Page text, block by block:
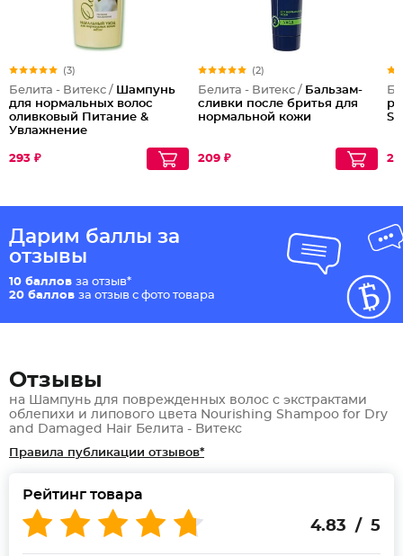
(3)
Белита - Витекс / Шампунь
для нормальных волос
оливковый Питание &
Увлажнение
293 ₽
(2)
Белита - Витекс / Бальзам-
сливки после бритья для
нормальной кожи
209 ₽
Дарим баллы за
отзывы
10 баллов за отзыв*
20 баллов за отзыв с фото товара
Отзывы
на Шампунь для поврежденных волос с экстрактами
облепихи и липового цвета Nourishing Shampoo for Dry
and Damaged Hair Белита - Витекс
Правила публикации отзывов*
Рейтинг товара
4.83 / 5